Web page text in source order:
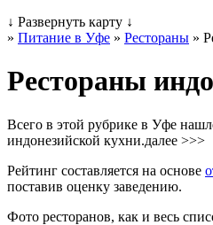
↓ Развернуть карту ↓
» Питание в Уфе » Рестораны »
Рестораны
Всего в этой рубрике в Уфе
индонезийской кухни.далее >>>
Рейтинг составляется на основе
поставив оценку заведению.
Фото ресторанов, как и весь